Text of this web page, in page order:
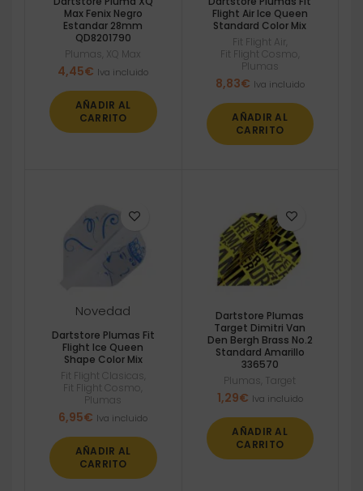
Max Fenix Negro
Estandar 28mm
QD8201790
Plumas XQ Max
4,45€ Iva incluido
AÑADIR AL
CARRITO
Flight Air Ice Queen
Standard Color Mix
Fit Flight Air
Fit Flight Cosmo
Plumas
8,83€ Iva incluido
AÑADIR AL
CARRITO
Novedad
Dartstore Plumas Fit
Flight Ice Queen
Shape Color Mix
Fit Flight Clasicas
Fit Flight Cosmo
Plumas
6,95€ Iva incluido
AÑADIR AL
CARRITO
Dartstore Plumas
Target Dimitri Van
Den Bergh Brass No.2
Standard Amarillo
336570
Plumas Target
1,29€ Iva incluido
AÑADIR AL
CARRITO